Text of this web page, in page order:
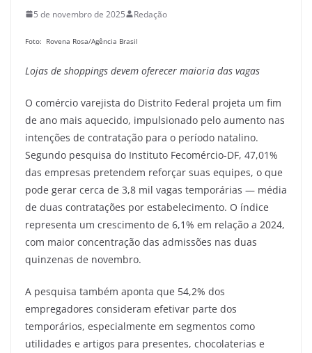
5 de novembro de 2025 Redação
Foto: Rovena Rosa/Agência Brasil
Lojas de shoppings devem oferecer maioria das vagas
O comércio varejista do Distrito Federal projeta um fim
de ano mais aquecido, impulsionado pelo aumento nas
intenções de contratação para o período natalino.
Segundo pesquisa do Instituto Fecomércio-DF, 47,01%
das empresas pretendem reforçar suas equipes, o que
pode gerar cerca de 3,8 mil vagas temporárias — média
de duas contratações por estabelecimento. O índice
representa um crescimento de 6,1% em relação a 2024,
com maior concentração das admissões nas duas
quinzenas de novembro.
A pesquisa também aponta que 54,2% dos
empregadores consideram efetivar parte dos
temporários, especialmente em segmentos como
utilidades e artigos para presentes, chocolaterias e